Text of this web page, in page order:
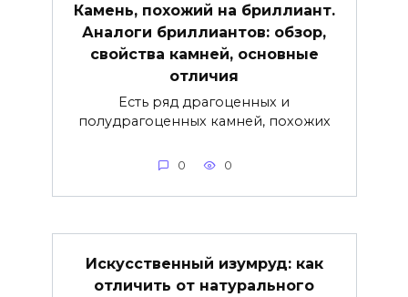
Камень, похожий на бриллиант.
Аналоги бриллиантов: обзор,
свойства камней, основные
отличия
Есть ряд драгоценных и
полудрагоценных камней, похожих
0 0
Искусственный изумруд: как
отличить от натурального